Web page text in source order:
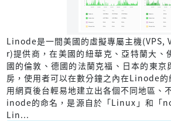
Linode是一間美國的虛擬專屬主機
r)提供商，在美國的紐華克、亞特蘭大、
國的倫敦、德國的法蘭克福、日本的東京
房，使用者可以在數分鐘之內在Linode的
用網頁後台輕易地建立出各個不同地區、
inode的命名，是源自於「Linux」和「
Lin...